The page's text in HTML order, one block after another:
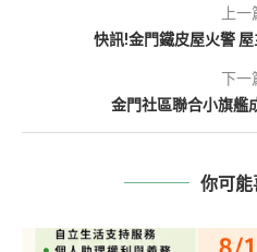
上
快訊!金門鐵皮屋火警
下一
金門社區聯合小旗艦
你可能